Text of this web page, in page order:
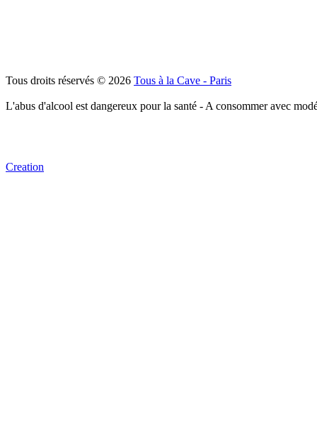
Tous droits réservés © 2026 Tous à la Cave - Paris
L'abus d'alcool est dangereux pour la santé - A consommer avec
Creation